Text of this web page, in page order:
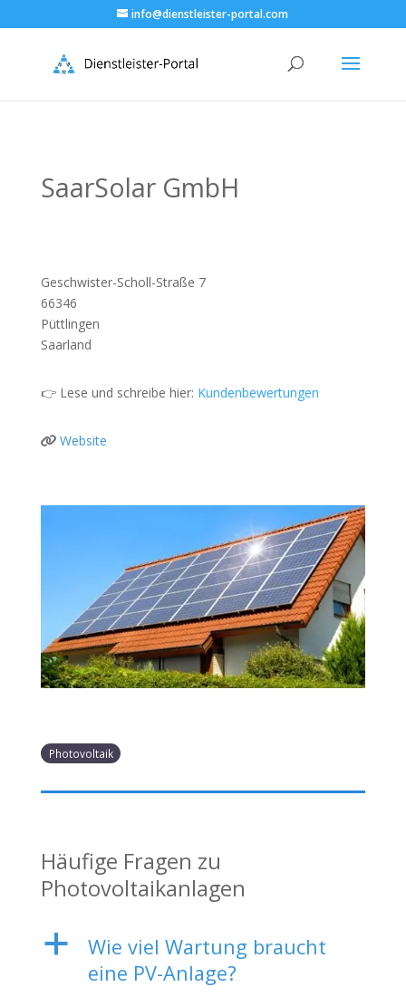
info@dienstleister-portal.com
SaarSolar GmbH
Geschwister-Scholl-Straße 7
66346
Püttlingen
Saarland
👉 Lese und schreibe hier: Kundenbewertungen
Website
Photovoltaik
Häufige Fragen zu
Photovoltaikanlagen
a
Wie viel Wartung braucht
eine PV-Anlage?